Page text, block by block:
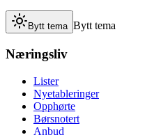
Bytt tema Bytt tema
Næringsliv
Lister
Nyetableringer
Opphørte
Børsnotert
Anbud